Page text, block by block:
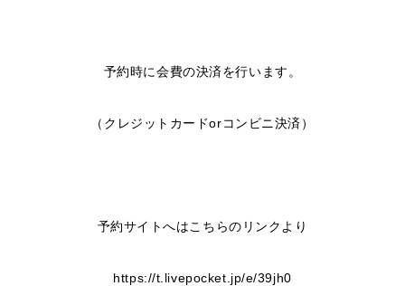
予約時に会費の決済を行います。
（クレジットカードorコンビニ決済）
予約サイトへはこちらの リンク より
https://t.livepocket.jp/e/39jh0